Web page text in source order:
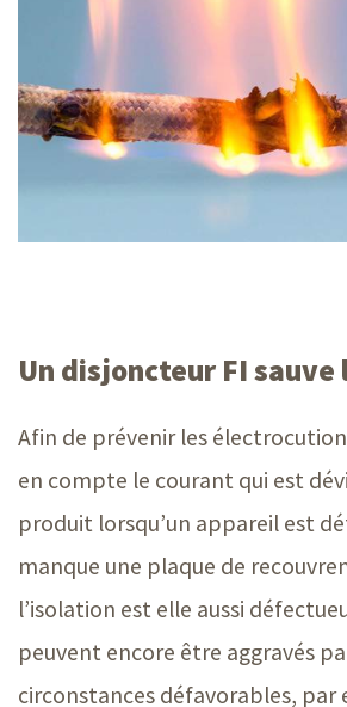
Un disjoncteur FI sauve
Afin de prévenir les
en compte le courant qui est
produit lorsqu’un appareil est
manque une plaque de
l’isolation est elle aussi
peuvent encore être aggravés
circonstances défavorables, par